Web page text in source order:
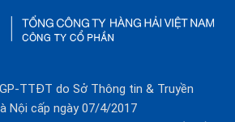
TTĐT do Sở Thông tin & Truyền
Nội cấp ngày 07/4/2017